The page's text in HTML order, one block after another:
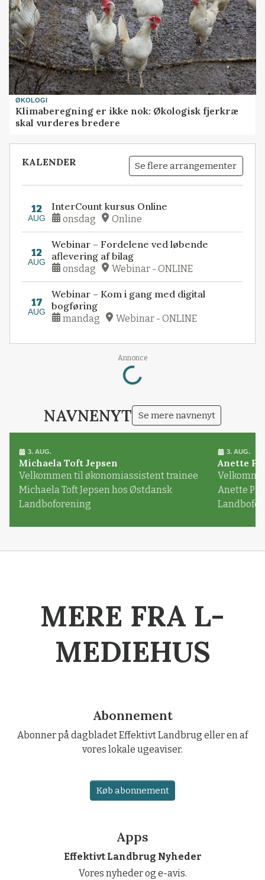
ØKOLOGI
Klimaberegning er ikke nok: Økologisk fjerkræ
skal vurderes bredere
KALENDER Se flere arrangementer
12
AUG
InterCount kursus Online
onsdag Online
12
AUG
Webinar – Fordelene ved løbende
aflevering af bilag
onsdag Webinar - ONLINE
17
AUG
Webinar – Kom i gang med digital
bogføring
mandag Webinar - ONLINE
Annonce
Loading...
NAVNENYT Se mere navnenyt
3. AUG.
Michaela Toft Jepsen
Velkommen til økonomiassistent trainee
Michaela Toft Jepsen hos Østdansk
Landboforening
3. AUG.
Anette
Anette
MERE FRA L-
MEDIEHUS
Abonnement
Abonner på dagbladet Effektivt Landbrug eller en af
vores lokale ugeaviser.
Køb abonnement
Apps
Effektivt Landbrug Nyheder
Vores nyheder og e-avis.